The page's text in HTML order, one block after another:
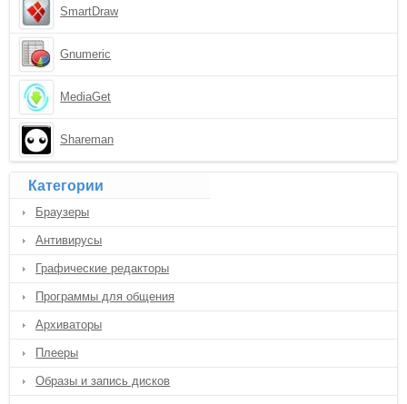
SmartDraw
Gnumeric
MediaGet
Shareman
Категории
Браузеры
Антивирусы
Графические редакторы
Программы для общения
Архиваторы
Плееры
Образы и запись дисков